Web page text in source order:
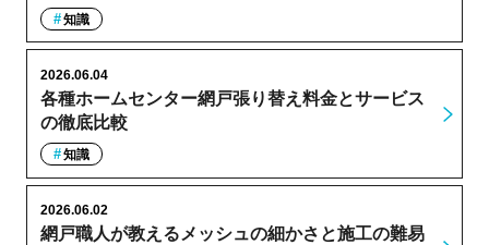
知識
各種ホームセンター網戸張り替え料金とサービス
の徹底比較
2026.06.04
知識
網戸職人が教えるメッシュの細かさと施工の難易
2026.06.02